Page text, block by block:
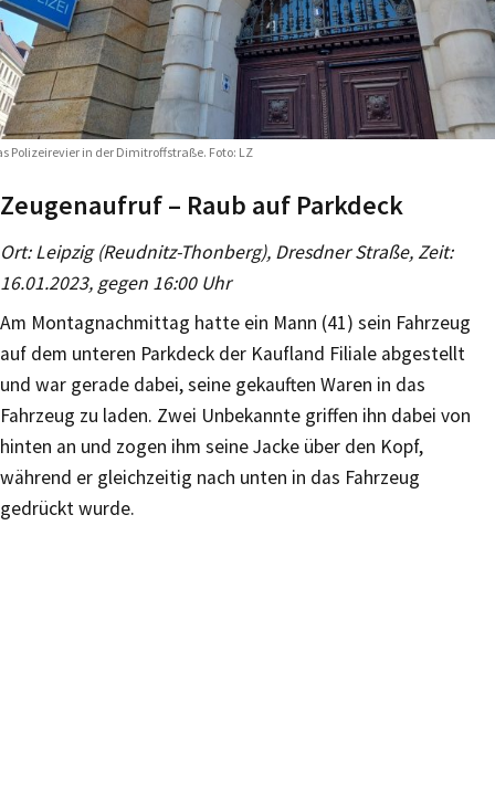
Polizeirevier in der Dimitroffstraße. Foto: LZ
Zeugenaufruf – Raub auf Parkdeck
Ort: Leipzig (Reudnitz-Thonberg), Dresdner Straße, Zeit:
16.01.2023, gegen 16:00 Uhr
Am Montagnachmittag hatte ein Mann (41) sein Fahrzeug
auf dem unteren Parkdeck der Kaufland Filiale abgestellt
und war gerade dabei, seine gekauften Waren in das
Fahrzeug zu laden. Zwei Unbekannte griffen ihn dabei von
hinten an und zogen ihm seine Jacke über den Kopf,
während er gleichzeitig nach unten in das Fahrzeug
gedrückt wurde.